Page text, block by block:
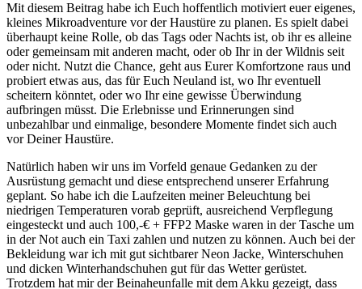
Mit diesem Beitrag habe ich Euch hoffentlich motiviert euer eigenes,
kleines Mikroadventure vor der Haustüre zu planen. Es spielt dabei
überhaupt keine Rolle, ob das Tags oder Nachts ist, ob ihr es alleine
oder gemeinsam mit anderen macht, oder ob Ihr in der Wildnis seit
oder nicht. Nutzt die Chance, geht aus Eurer Komfortzone raus und
probiert etwas aus, das für Euch Neuland ist, wo Ihr eventuell
scheitern könntet, oder wo Ihr eine gewisse Überwindung
aufbringen müsst. Die Erlebnisse und Erinnerungen sind
unbezahlbar und einmalige, besondere Momente findet sich auch
vor Deiner Haustüre.
Natürlich haben wir uns im Vorfeld genaue Gedanken zu der
Ausrüstung gemacht und diese entsprechend unserer Erfahrung
geplant. So habe ich die Laufzeiten meiner Beleuchtung bei
niedrigen Temperaturen vorab geprüft, ausreichend Verpflegung
eingesteckt und auch 100,-€ + FFP2 Maske waren in der Tasche um
in der Not auch ein Taxi zahlen und nutzen zu können. Auch bei der
Bekleidung war ich mit gut sichtbarer Neon Jacke, Winterschuhen
und dicken Winterhandschuhen gut für das Wetter gerüstet.
Trotzdem hat mir der Beinaheunfalle mit dem Akku gezeigt, dass